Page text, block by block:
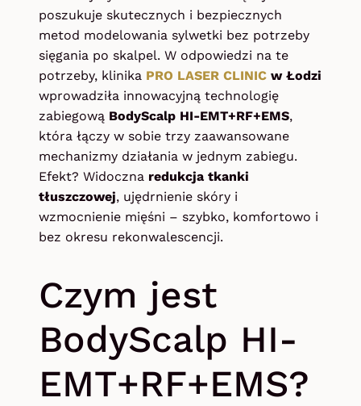
poszukuje skutecznych i bezpiecznych
metod modelowania sylwetki bez potrzeby
sięgania po skalpel. W odpowiedzi na te
potrzeby, klinika PRO LASER CLINIC w Łodzi
wprowadziła innowacyjną technologię
zabiegową BodyScalp HI-EMT+RF+EMS,
która łączy w sobie trzy zaawansowane
mechanizmy działania w jednym zabiegu.
Efekt? Widoczna redukcja tkanki
tłuszczowej, ujędrnienie skóry i
wzmocnienie mięśni – szybko, komfortowo i
bez okresu rekonwalescencji.
Czym jest
BodyScalp HI-
EMT+RF+EMS?